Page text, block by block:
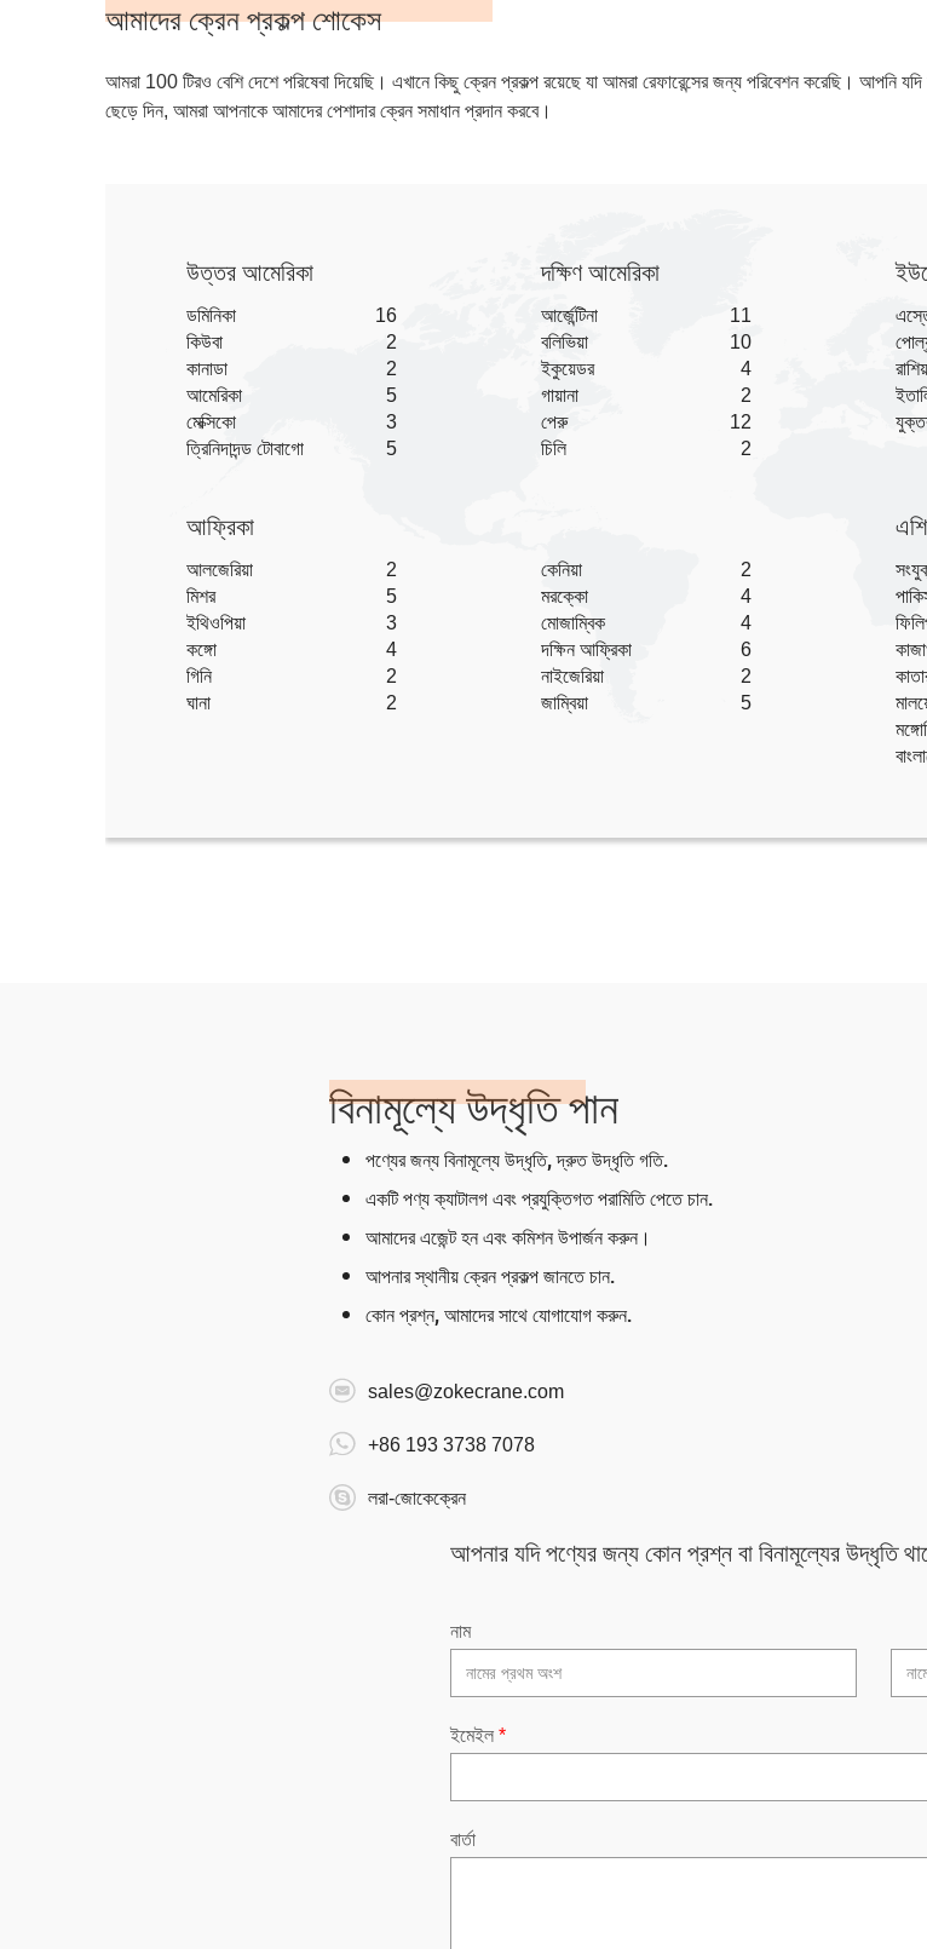
আমাদের ক্রেন প্রকল্প শোকেস
আমরা 100 টিরও বেশি দেশে পরিষেবা দিয়েছি। এখানে কিছু ক্রেন প্রকল্প রয়েছে যা আমরা রেফারেন্সের জন্য পরিবেশন করেছি।
ছেড়ে দিন, আমরা আপনাকে আমাদের পেশাদার ক্রেন সমাধান প্রদান করবে।
উত্তর আমেরিকা
ডমিনিকা
কিউবা
কানাডা
আমেরিকা
মেক্সিকো
ত্রিনিদাদন্ড টোবাগো
16
2
2
5
3
5
দক্ষিণ আমেরিকা
আর্জেন্টিনা
বলিভিয়া
ইকুয়েডর
গায়ানা
পেরু
চিলি
11
10
4
2
12
2
আফ্রিকা
আলজেরিয়া
মিশর
ইথিওপিয়া
কঙ্গো
গিনি
ঘানা
2
5
3
4
2
2
কেনিয়া
মরক্কো
মোজাম্বিক
দক্ষিন আফ্রিকা
নাইজেরিয়া
জাম্বিয়া
2
4
4
6
2
5
বিনামূল্যে উদ্ধৃতি পান
পণ্যের জন্য বিনামূল্যে উদ্ধৃতি, দ্রুত উদ্ধৃতি গতি.
একটি পণ্য ক্যাটালগ এবং প্রযুক্তিগত পরামিতি পেতে চান.
আমাদের এজেন্ট হন এবং কমিশন উপার্জন করুন।
আপনার স্থানীয় ক্রেন প্রকল্প জানতে চান.
কোন প্রশ্ন, আমাদের সাথে যোগাযোগ করুন.
sales@zokecrane.com
+86 193 3738 7078
লরা-জোকেক্রেন
আপনার যদি পণ্যের জন্য কোন প্রশ্ন বা বিনামূল্যের উদ্ধৃতি
নাম
ইমেইল *
বার্তা